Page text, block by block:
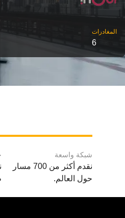
‎المغادرات
6
شبكة واسعة
نقدم أكثر من 700 مسار
حول العالم.